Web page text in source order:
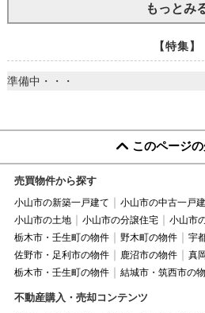
もっとみ
【特集】
準備中・・・
このページ
売買物件から探す
小山市の新築一戸建て 小山市の中古一戸
小山市の土地
小山市の分譲住宅 小山市
栃木市・壬生町の物件
野木町の物件
宇
佐野市・足利市の物件
鹿沼市の物件
真
栃木市・壬生町の物件
結城市・筑西市の
不動産購入・売却コンテンツ